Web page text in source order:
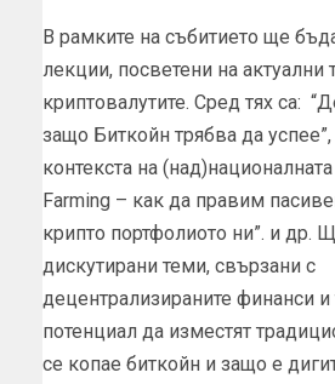
В рамките на събитието ще
лекции, посветени на актуални
криптовалутите. Сред тях са:
защо Биткойн трябва да
контекста на (над)националната
Farming – как да правим
крипто портфолиото ни”. и др.
дискутирани теми, свързани с
децентрализираните финанси и
потенциал да изместят
се копае биткойн и защо е